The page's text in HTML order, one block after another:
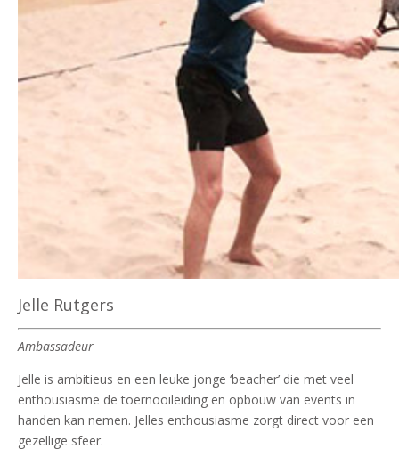
Jelle Rutgers
Ambassadeur
Jelle is ambitieus en een leuke jonge ‘beacher’ die met veel
enthousiasme de toernooileiding en opbouw van events in
handen kan nemen. Jelles enthousiasme zorgt direct voor een
gezellige sfeer.